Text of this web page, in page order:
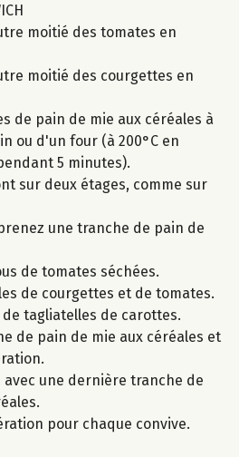
moitié des tomates en
moitié des courgettes en
de pain de mie aux céréales à
ou d'un four (à 200°C en
5 minutes).
sur deux étages, comme sur
une tranche de pain de
de tomates séchées.
de courgettes et de tomates.
tagliatelles de carottes.
de pain de mie aux céréales et
avec une dernière tranche de
pour chaque convive.